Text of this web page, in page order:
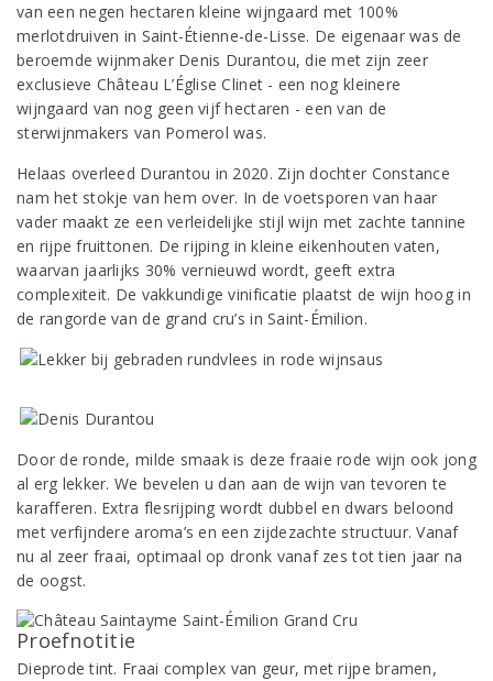
van een negen hectaren kleine wijngaard met 100%
merlotdruiven in Saint-Étienne-de-Lisse. De eigenaar was de
beroemde wijnmaker Denis Durantou, die met zijn zeer
exclusieve Château L’Église Clinet - een nog kleinere
wijngaard van nog geen vijf hectaren - een van de
sterwijnmakers van Pomerol was.
Helaas overleed Durantou in 2020. Zijn dochter Constance
nam het stokje van hem over. In de voetsporen van haar
vader maakt ze een verleidelijke stijl wijn met zachte tannine
en rijpe fruittonen. De rijping in kleine eikenhouten vaten,
waarvan jaarlijks 30% vernieuwd wordt, geeft extra
complexiteit. De vakkundige vinificatie plaatst de wijn hoog in
de rangorde van de grand cru’s in Saint-Émilion.
Door de ronde, milde smaak is deze fraaie rode wijn ook jong
al erg lekker. We bevelen u dan aan de wijn van tevoren te
karafferen. Extra flesrijping wordt dubbel en dwars beloond
met verfijndere aroma’s en een zijdezachte structuur. Vanaf
nu al zeer fraai, optimaal op dronk vanaf zes tot tien jaar na
de oogst.
Proefnotitie
Dieprode tint. Fraai complex van geur, met rijpe bramen,